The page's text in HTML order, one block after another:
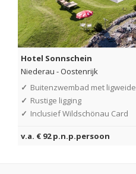
Hotel Sonnschein
Niederau -Oostenrijk
✓ Buitenzwembad met ligweide
✓ Rustige ligging
✓ Inclusief Wildschönau Card
v.a. € 92 p.n.p.persoon